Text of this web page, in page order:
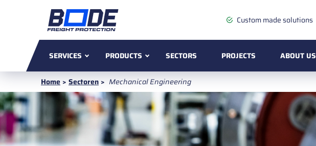
Custom made solutions
SERVICES PRODUCTS SECTORS PROJECTS ABOUT US
Home > Sectoren > Mechanical Engineering